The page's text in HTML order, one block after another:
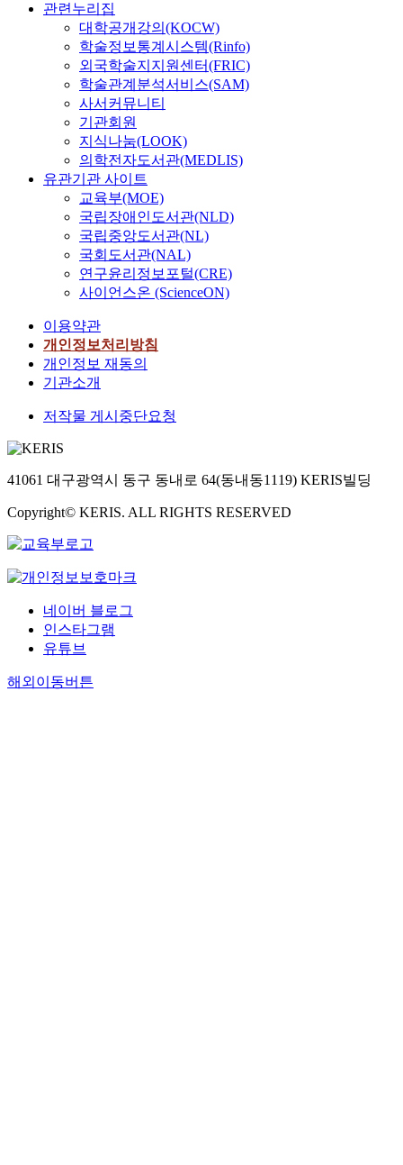
관련누리집
대학공개강의(KOCW)
학술정보통계시스템(Rinfo)
외국학술지지원센터(FRIC)
학술관계분석서비스(SAM)
사서커뮤니티
기관회원
지식나눔(LOOK)
의학전자도서관(MEDLIS)
유관기관 사이트
교육부(MOE)
국립장애인도서관(NLD)
국립중앙도서관(NL)
국회도서관(NAL)
연구윤리정보포털(CRE)
사이언스온 (ScienceON)
이용약관
개인정보처리방침
개인정보 재동의
기관소개
저작물 게시중단요청
41061 대구광역시 동구 동내로 64(동내동1119) KERIS빌딩
Copyright© KERIS. ALL RIGHTS RESERVED
네이버 블로그
인스타그램
유튜브
해외이동버튼